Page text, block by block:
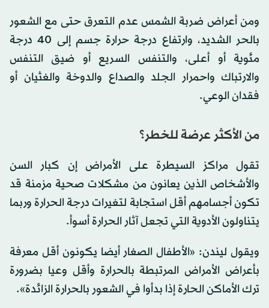
ومن أعراض ضربة الشمس عدم التعرق حتى مع الشعور
بالحر الشديد، وارتفاع درجة حرارة جسم إلى 40 درجة
مئوية أو أعلى، والتنفس السريع أو ضيق التنفس
والارتباك واحمرار الجلد والصداع والدوخة والغثيان أو
فقدان الوعي.
من الأكثر عرضة للخطر؟
تقول مراكز السيطرة على الأمراض إن كبار السن
والأشخاص الذين يعانون من مشكلات صحية مزمنة قد
تكون أجسامهم أقل استجابة لتغيرات درجة الحرارة وربما
يتناولون الأدوية التي تجعل آثار الحرارة أسوأ.
ويقول ليندن: «الأطفال الصغار أيضا يكونون أقل معرفة
بأعراض الأمراض المرتبطة بالحرارة وأقل وعيا بضرورة
ترك الأماكن الحارة إذا بدأوا في الشعور بالحرارة الزائدة».